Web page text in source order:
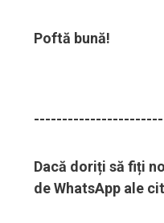
Poftă bună!
Dacă doriți să fiți
de WhatsApp ale